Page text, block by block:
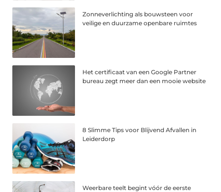
Zonneverlichting als bouwsteen voor
veilige en duurzame openbare ruimtes
Het certificaat van een Google Partner
bureau zegt meer dan een mooie website
8 Slimme Tips voor Blijvend Afvallen in
Leiderdorp
Weerbare teelt begint vóór de eerste